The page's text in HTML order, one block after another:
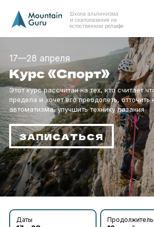
Школа альпинизма
и скалолазания на
естественном рельефе
17—28 апреля
Курс «Спорт»
Этот курс рассчитан на тех, кто считает
предела и хочет его преодолеть, отточить
автоматизма, улучшить технику лазания
ЗАПИСАТЬСЯ
Даты